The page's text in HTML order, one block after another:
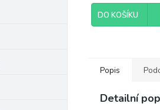
DO KOŠÍKU
Popis
Detailní